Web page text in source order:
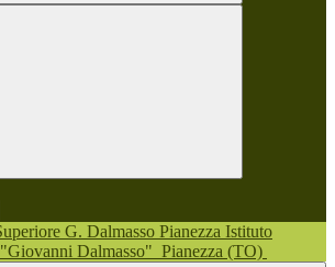
Istituto
"Giovanni Dalmasso" Pianezza (TO)